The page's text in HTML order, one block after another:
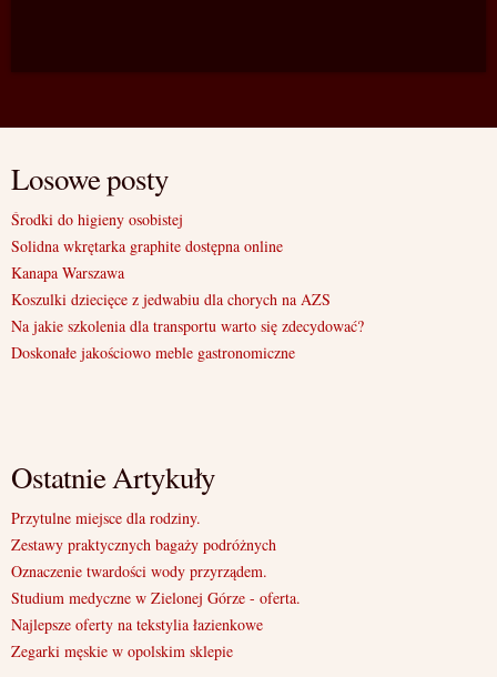
Losowe posty
Środki do higieny osobistej
Solidna wkrętarka graphite dostępna online
Kanapa Warszawa
Koszulki dziecięce z jedwabiu dla chorych na AZS
Na jakie szkolenia dla transportu warto się zdecydować?
Doskonałe jakościowo meble gastronomiczne
Ostatnie Artykuły
Przytulne miejsce dla rodziny.
Zestawy praktycznych bagaży podróżnych
Oznaczenie twardości wody przyrządem.
Studium medyczne w Zielonej Górze - oferta.
Najlepsze oferty na tekstylia łazienkowe
Zegarki męskie w opolskim sklepie